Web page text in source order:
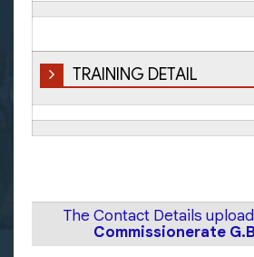
TRAINING DETAIL
The Contact Details
Commissionerate